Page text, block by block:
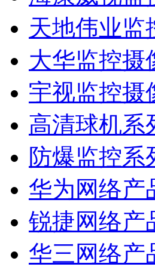
天地伟业监
大华监控摄
宇视监控摄
高清球机系
防爆监控系
华为网络产
锐捷网络产
华三网络产